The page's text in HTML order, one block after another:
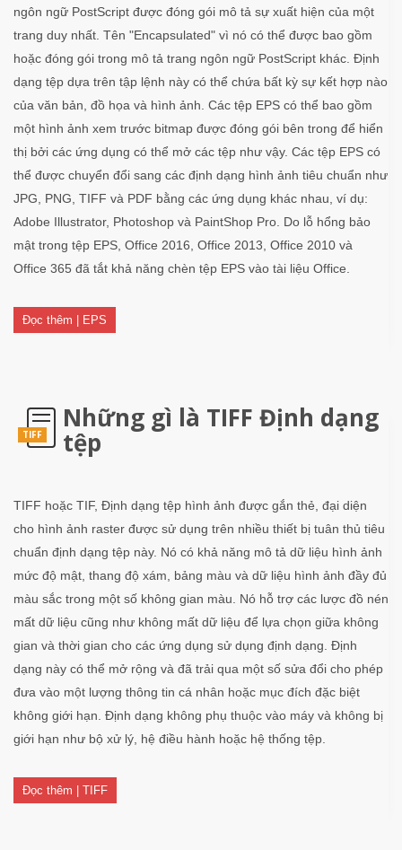
ngôn ngữ PostScript được đóng gói mô tả sự xuất hiện của một
trang duy nhất. Tên "Encapsulated" vì nó có thể được bao gồm
hoặc đóng gói trong mô tả trang ngôn ngữ PostScript khác. Định
dạng tệp dựa trên tập lệnh này có thể chứa bất kỳ sự kết hợp nào
của văn bản, đồ họa và hình ảnh. Các tệp EPS có thể bao gồm
một hình ảnh xem trước bitmap được đóng gói bên trong để hiển
thị bởi các ứng dụng có thể mở các tệp như vậy. Các tệp EPS có
thể được chuyển đổi sang các định dạng hình ảnh tiêu chuẩn như
JPG, PNG, TIFF và PDF bằng các ứng dụng khác nhau, ví dụ:
Adobe Illustrator, Photoshop và PaintShop Pro. Do lỗ hổng bảo
mật trong tệp EPS, Office 2016, Office 2013, Office 2010 và
Office 365 đã tắt khả năng chèn tệp EPS vào tài liệu Office.
Đọc thêm | EPS
TIFF
Những gì là TIFF Định dạng
tệp
TIFF hoặc TIF, Định dạng tệp hình ảnh được gắn thẻ, đại diện
cho hình ảnh raster được sử dụng trên nhiều thiết bị tuân thủ tiêu
chuẩn định dạng tệp này. Nó có khả năng mô tả dữ liệu hình ảnh
mức độ mật, thang độ xám, bảng màu và dữ liệu hình ảnh đầy đủ
màu sắc trong một số không gian màu. Nó hỗ trợ các lược đồ nén
mất dữ liệu cũng như không mất dữ liệu để lựa chọn giữa không
gian và thời gian cho các ứng dụng sử dụng định dạng. Định
dạng này có thể mở rộng và đã trải qua một số sửa đổi cho phép
đưa vào một lượng thông tin cá nhân hoặc mục đích đặc biệt
không giới hạn. Định dạng không phụ thuộc vào máy và không bị
giới hạn như bộ xử lý, hệ điều hành hoặc hệ thống tệp.
Đọc thêm | TIFF